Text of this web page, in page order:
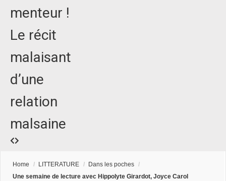
menteur !
Le récit
malaisant
d’une
relation
malsaine
Home / LITTERATURE / Dans les poches /
Une semaine de lecture avec Hippolyte Girardot, Joyce Carol